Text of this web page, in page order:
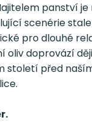
panství
scenérie
pro dlouhé
doprovází
století před